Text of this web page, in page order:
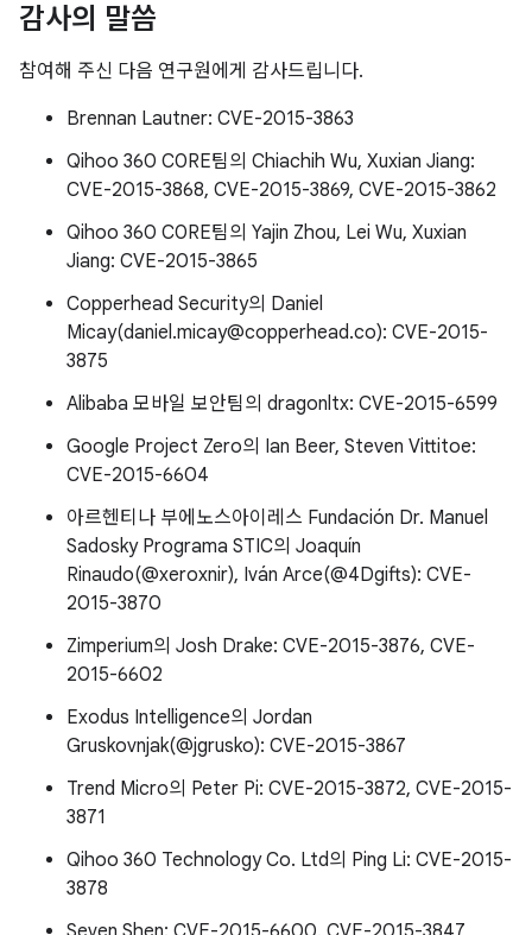
감사의 말씀
참여해 주신 다음 연구원에게 감사드립니다.
Brennan Lautner: CVE-2015-3863
Qihoo 360 C0RE팀의 Chiachih Wu, Xuxian Jiang:
CVE-2015-3868, CVE-2015-3869, CVE-2015-3862
Qihoo 360 C0RE팀의 Yajin Zhou, Lei Wu, Xuxian
Jiang: CVE-2015-3865
Copperhead Security의 Daniel
Micay(daniel.micay@copperhead.co): CVE-2015-
3875
Alibaba 모바일 보안팀의 dragonltx: CVE-2015-6599
Google Project Zero의 Ian Beer, Steven Vittitoe:
CVE-2015-6604
아르헨티나 부에노스아이레스 Fundación Dr. Manuel
Sadosky Programa STIC의 Joaquín
Rinaudo(@xeroxnir), Iván Arce(@4Dgifts): CVE-
2015-3870
Zimperium의 Josh Drake: CVE-2015-3876, CVE-
2015-6602
Exodus Intelligence의 Jordan
Gruskovnjak(@jgrusko): CVE-2015-3867
Trend Micro의 Peter Pi: CVE-2015-3872, CVE-2015-
3871
Qihoo 360 Technology Co. Ltd의 Ping Li: CVE-2015-
3878